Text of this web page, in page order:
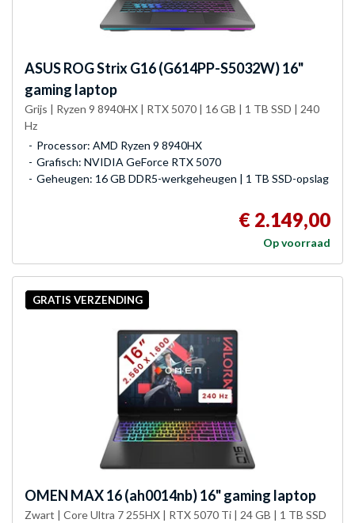
ASUSROG Strix G16 (G614PP-S5032W) 16"
gaming laptop
Grijs | Ryzen 9 8940HX | RTX 5070 | 16 GB | 1 TB SSD | 240
Hz
Processor: AMD Ryzen 9 8940HX
Grafisch: NVIDIA GeForce RTX 5070
Geheugen: 16 GB DDR5-werkgeheugen | 1 TB SSD-opslag
€ 2.149,00
Op voorraad
GRATIS VERZENDING
OMEN MAX 16 (ah0014nb) 16" gaming laptop
Zwart | Core Ultra 7 255HX | RTX 5070 Ti | 24 GB | 1 TB SSD